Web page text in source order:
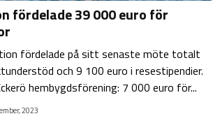
fördelade 39 000 euro för
fördelade på sitt senaste möte totalt
och 9 100 euro i resestipendier.
hembygdsförening: 7 000 euro för...
2023